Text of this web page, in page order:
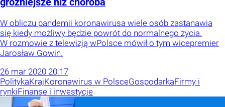
W obliczu pandemii koronawirusa wiele osób zastanawia
się kiedy możliwy będzie powrót do normalnego życia.
W rozmowie z telewizją wPolsce mówił o tym wicepremier
Jarosław Gowin.
26 mar 2020 20:17
PolitykaKrajKoronawirus w PolsceGospodarkaFirmy i
rynkiFinanse i inwestycje